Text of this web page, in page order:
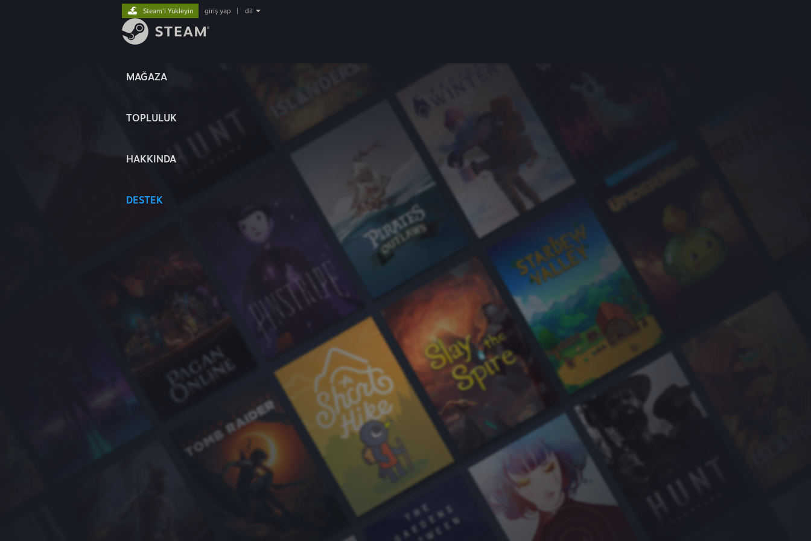
MAĞAZA
TOPLULUK
HAKKINDA
DESTEK
Steam'i Yükleyin giriş yap dil